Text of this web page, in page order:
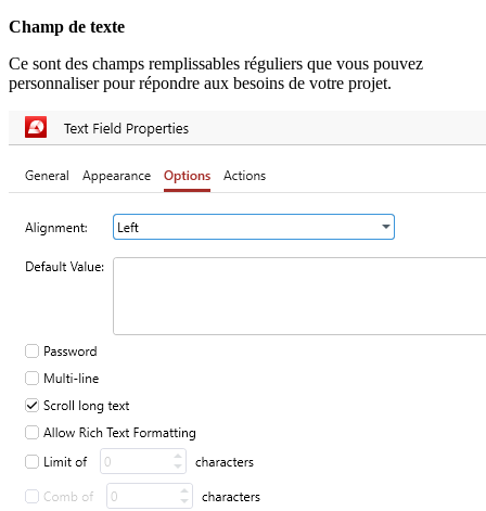
Champ de texte
Ce sont des champs remplissables réguliers que vous pouvez
personnaliser pour répondre aux besoins de votre projet.